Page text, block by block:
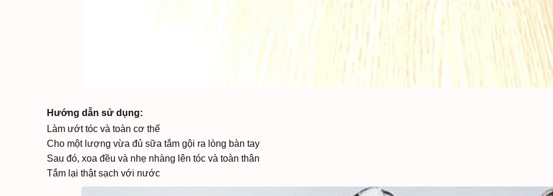
Hướng dẫn sử dụng:
Làm ướt tóc và toàn cơ thể
Cho một lượng vừa đủ sữa tắm gội ra lòng bàn tay
Sau đó, xoa đều và nhẹ nhàng lên tóc và toàn thân
Tắm lại thật sạch với nước